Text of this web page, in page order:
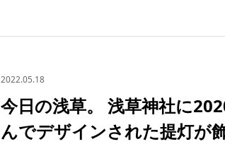
2022.05.18
今日の浅草。 浅草神社に
んでデザインされた提灯が